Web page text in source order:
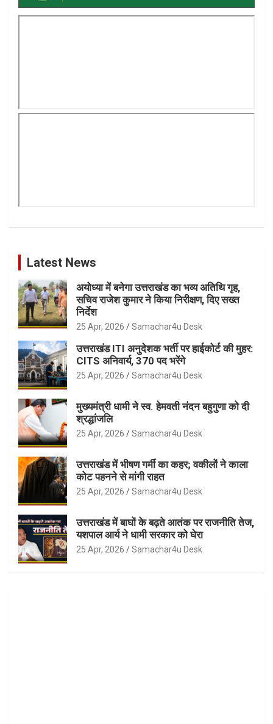
Latest News
अयोध्या में बनेगा उत्तराखंड का भव्य अतिथि गृह,
सचिव राजेश कुमार ने किया निरीक्षण, दिए सख्त
निर्देश
25 Apr, 2026 Samachar4u Desk
उत्तराखंड ITI अनुदेशक भर्ती पर हाईकोर्ट की मुहर:
CITS अनिवार्य, 370 पद भरेंगे
25 Apr, 2026 Samachar4u Desk
मुख्यमंत्री धामी ने स्व. हेमवती नंदन बहुगुणा को दी
श्रद्धांजलि
25 Apr, 2026 Samachar4u Desk
उत्तराखंड में भीषण गर्मी का कहर; वकीलों ने काला
कोट पहनने से मांगी राहत
25 Apr, 2026 Samachar4u Desk
उत्तराखंड में बाघों के बढ़ते आतंक पर राजनीति तेज,
यशपाल आर्य ने धामी सरकार को घेरा
25 Apr, 2026 Samachar4u Desk